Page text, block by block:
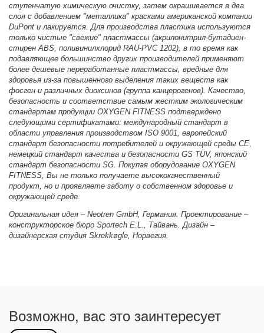
ступенчатую химическую очистку, затем окрашивается в два
слоя с добавлением "металлика" красками американской компании
DuPont и лакируется. Для производства пластика используются
только чистые "свежие" пластмассы (акрилонитрил-бутадиен-
стирен ABS, поливинилхлорид RAU-PVC 1202), в то время как
подавляющее большинство других производителей применяют
более дешевые переработанные пластмассы, вредные для
здоровья из-за повышенного выделения таких веществ как
фосген и различных диоксинов (группа канцерогенов). Качество,
безопасность и соответствие самым жестким экологическим
стандартам продукции OXYGEN FITNESS подтверждено
следующими сертификатами: международный стандарт в
области управления производством ISO 9001, европейский
стандарт безопасности потребителей и окружающей среды CE,
немецкий стандарт качества и безопасности GS TÜV, японский
стандарт безопасности SG. Покупая оборудование OXYGEN
FITNESS, Вы не только получаете высококачественный
продукт, но и проявляете заботу о собственном здоровье и
окружающей среде.
Оригинальная идея – Neotren GmbH, Германия. Проектирование –
конструкторское бюро Sportech E.L., Тайвань. Дизайн –
дизайнерская студия Skrekkøgle, Норвегия.
Возможно, вас это заинтересует